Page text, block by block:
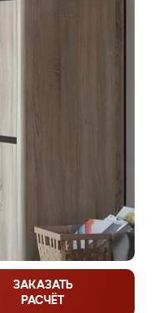
ЗАКАЗАТЬ
РАСЧЁТ